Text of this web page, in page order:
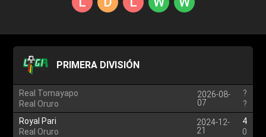
PRIMERA DIVISIÓN
Real Tomayapo
Real Oruro
2026-08-
07
?
?
Royal Pari
Real Oruro
2024-12-
21
4
0